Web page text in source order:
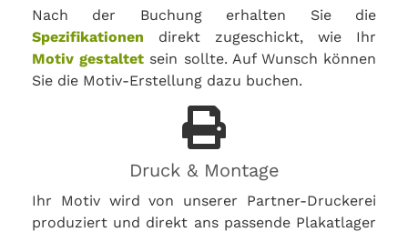
Nach der Buchung erhalten Sie die
Spezifikationen direkt zugeschickt, wie Ihr
Motiv gestaltet sein sollte. Auf Wunsch können
Sie die Motiv-Erstellung dazu buchen.
Druck & Montage
Ihr Motiv wird von unserer Partner-Druckerei
produziert und direkt ans passende Plakatlager